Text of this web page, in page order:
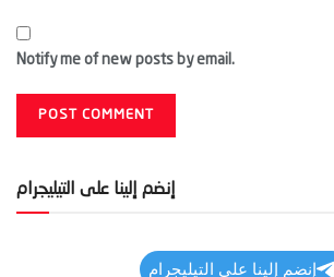
Notify me of new posts by email.
إنضم إلينا على التيليجرام
إنضم إلينا على التيليجرام